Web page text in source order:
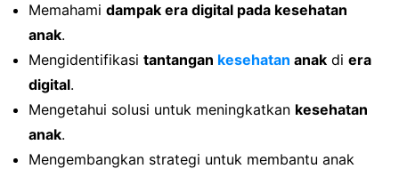
Memahami dampak era digital pada kesehatan
anak.
Mengidentifikasi tantangan kesehatan anak di era
digital.
Mengetahui solusi untuk meningkatkan kesehatan
anak.
Mengembangkan strategi untuk membantu anak